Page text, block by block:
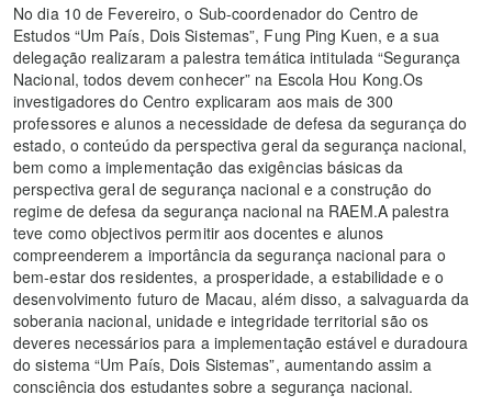
No dia 10 de Fevereiro, o Sub-coordenador do Centro de
Estudos “Um País, Dois Sistemas”, Fung Ping Kuen, e a sua
delegação realizaram a palestra temática intitulada “Segurança
Nacional, todos devem conhecer” na Escola Hou Kong.Os
investigadores do Centro explicaram aos mais de 300
professores e alunos a necessidade de defesa da segurança do
estado, o conteúdo da perspectiva geral da segurança nacional,
bem como a implementação das exigências básicas da
perspectiva geral de segurança nacional e a construção do
regime de defesa da segurança nacional na RAEM.A palestra
teve como objectivos permitir aos docentes e alunos
compreenderem a importância da segurança nacional para o
bem-estar dos residentes, a prosperidade, a estabilidade e o
desenvolvimento futuro de Macau, além disso, a salvaguarda da
soberania nacional, unidade e integridade territorial são os
deveres necessários para a implementação estável e duradoura
do sistema “Um País, Dois Sistemas”, aumentando assim a
consciência dos estudantes sobre a segurança nacional.